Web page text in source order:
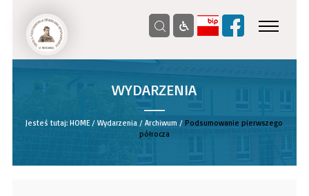
WYDARZENIA
__
Jesteś tutaj:HOME /Wydarzenia /Archiwum /Podsumowanie pierwszego
półrocza